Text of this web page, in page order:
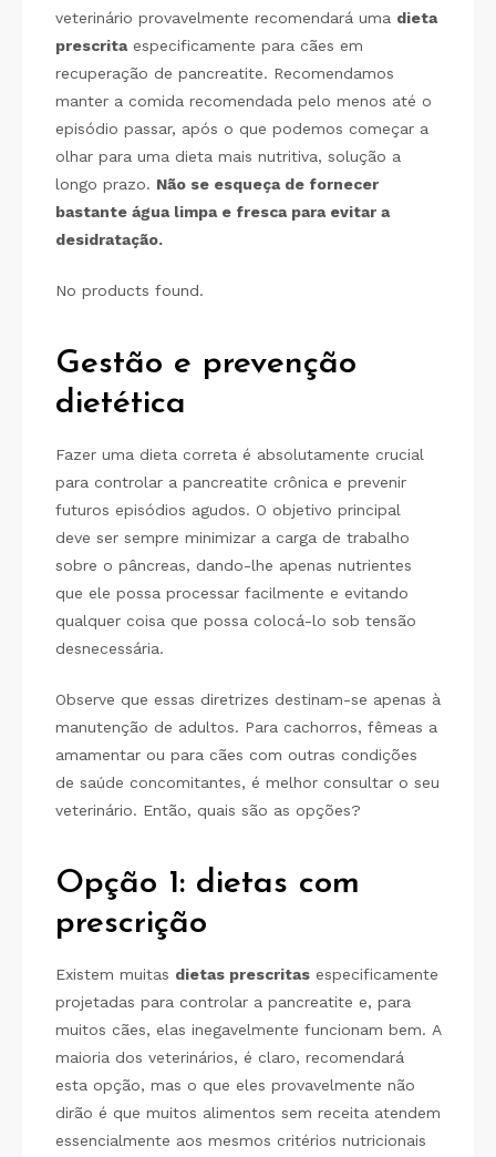
veterinário provavelmente recomendará uma dieta
prescritaespecificamente para cães em
recuperação de pancreatite. Recomendamos
manter a comida recomendada pelo menos até o
episódio passar, após o que podemos começar a
olhar para uma dieta mais nutritiva, solução a
longo prazo. Não se esqueça de fornecer
bastante água limpa e fresca para evitar a
desidratação.
No products found.
Gestão e prevenção
dietética
Fazer uma dieta correta é absolutamente crucial
para controlar a pancreatite crônica e prevenir
futuros episódios agudos. O objetivo principal
deve ser sempre minimizar a carga de trabalho
sobre o pâncreas, dando-lhe apenas nutrientes
que ele possa processar facilmente e evitando
qualquer coisa que possa colocá-lo sob tensão
desnecessária.
Observe que essas diretrizes destinam-se apenas à
manutenção de adultos. Para cachorros, fêmeas a
amamentar ou para cães com outras condições
de saúde concomitantes, é melhor consultar o seu
veterinário. Então, quais são as opções?
Opção 1: dietas com
prescrição
Existem muitas dietas prescritas especificamente
projetadas para controlar a pancreatite e, para
muitos cães, elas inegavelmente funcionam bem. A
maioria dos veterinários, é claro, recomendará
esta opção, mas o que eles provavelmente não
dirão é que muitos alimentos sem receita atendem
essencialmente aos mesmos critérios nutricionais